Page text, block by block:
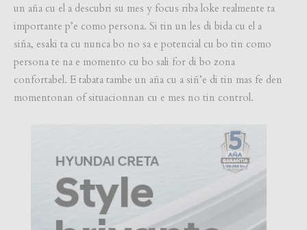
un aña cu el a descubri su mes y focus riba loke realmente ta
importante p’e como persona. Si tin un les di bida cu el a
siña, esaki ta cu nunca bo no sa e potencial cu bo tin como
persona te na e momento cu bo sali for di bo zona
confortabel. E tabata tambe un aña cu a siñ’e di tin mas fe den
momentonan of situacionnan cu e mes no tin control.